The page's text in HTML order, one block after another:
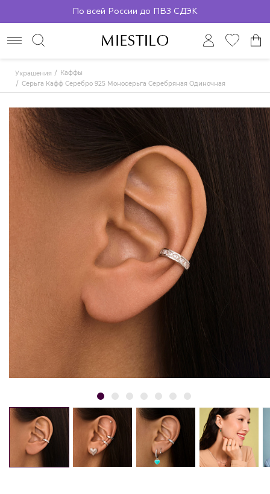
По всей России до ПВЗ СДЭК
Украшения
Каффы
Серьга Кафф Серебро 925 Моносерьга Серебряная Одиночная MIESTILO